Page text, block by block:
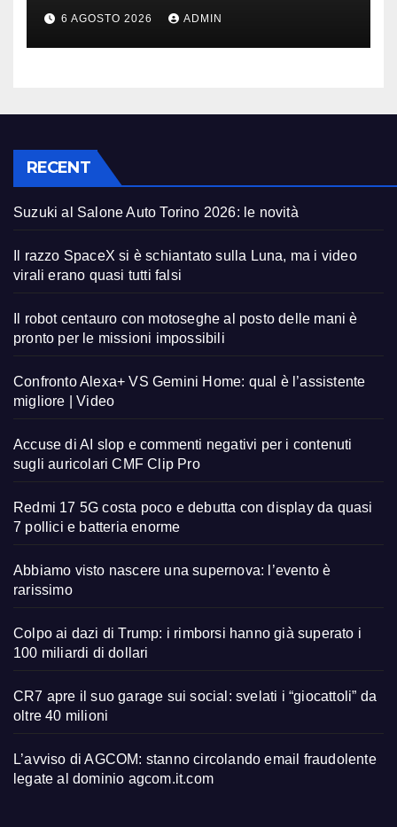
migliore | Video
6 AGOSTO 2026 ADMIN
RECENT
Suzuki al Salone Auto Torino 2026: le novità
Il razzo SpaceX si è schiantato sulla Luna, ma i video
virali erano quasi tutti falsi
Il robot centauro con motoseghe al posto delle mani è
pronto per le missioni impossibili
Confronto Alexa+ VS Gemini Home: qual è l’assistente
migliore | Video
Accuse di AI slop e commenti negativi per i contenuti
sugli auricolari CMF Clip Pro
Redmi 17 5G costa poco e debutta con display da quasi
7 pollici e batteria enorme
Abbiamo visto nascere una supernova: l’evento è
rarissimo
Colpo ai dazi di Trump: i rimborsi hanno già superato i
100 miliardi di dollari
CR7 apre il suo garage sui social: svelati i “giocattoli” da
oltre 40 milioni
L’avviso di AGCOM: stanno circolando email fraudolente
legate al dominio agcom.it.com